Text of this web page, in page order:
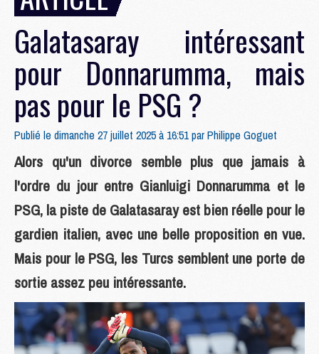
Galatasaray intéressant
pour Donnarumma, mais
pas pour le PSG ?
Publié le dimanche 27 juillet 2025 à 16:51 parPhilippe Goguet
Alors qu'un divorce semble plus que jamais à
l'ordre du jour entre Gianluigi Donnarumma et le
PSG, la piste de Galatasaray est bien réelle pour le
gardien italien, avec une belle proposition en vue.
Mais pour le PSG, les Turcs semblent une porte de
sortie assez peu intéressante.